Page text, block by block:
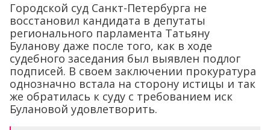
Городской суд Санкт-Петербурга не
восстановил кандидата в депутаты
регионального парламента Татьяну
Буланову даже после того, как в ходе
судебного заседания был выявлен подлог
подписей. В своем заключении прокуратура
однозначно встала на сторону истицы и так
же обратилась к суду с требованием иск
Булановой удовлетворить.